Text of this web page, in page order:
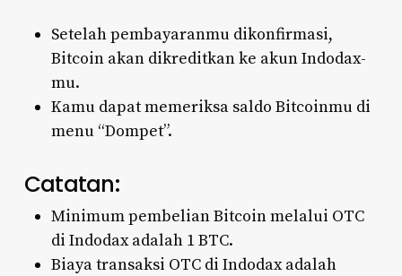
Setelah pembayaranmu dikonfirmasi,
Bitcoin akan dikreditkan ke akun Indodax-
mu.
Kamu dapat memeriksa saldo Bitcoinmu di
menu “Dompet”.
Catatan:
Minimum pembelian Bitcoin melalui OTC
di Indodax adalah 1 BTC.
Biaya transaksi OTC di Indodax adalah